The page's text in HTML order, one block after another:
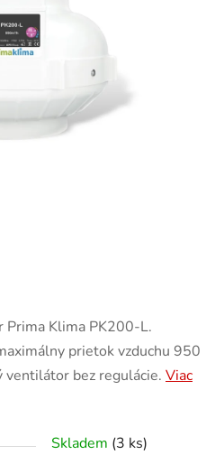
Klima PK200-L.
prietok vzduchu 950
ventilátor bez regulácie. Viac
Skladem (3 ks)